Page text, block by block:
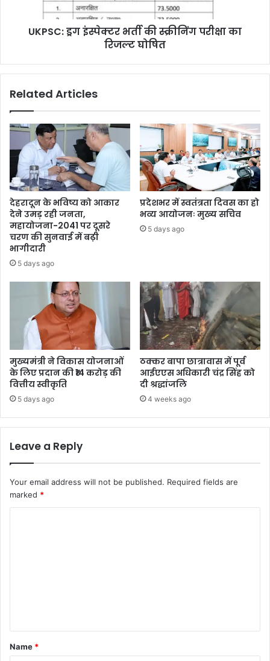
UKPSC: ड्रग इंस्पेक्टर भर्ती की स्क्रीनिंग परीक्षा का
रिजल्ट घोषित
Related Articles
देहरादून के भविष्य को आकार
देने उमड़ रही जनता,
महायोजना-2041 पर दूसरे
चरण की सुनवाई में बढ़ी
भागीदारी
5 days ago
प्रदेशभर में स्वतंत्रता दिवस का हो
भव्य आयोजनः मुख्य सचिव
5 days ago
मुख्यमंत्री ने विकास योजनाओं
के लिए प्रदान की ₹14 करोड़ की
वित्तीय स्वीकृति
5 days ago
ठक्कर बापा छात्रावास में पूर्व
आईएएस अधिकारी चंद्र सिंह को
दी श्रद्धांजलि
4 weeks ago
Leave a Reply
Your email address will not be published. Required fields are
marked *
*
Name *